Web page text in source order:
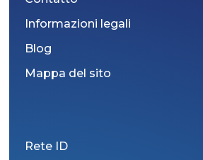
Informazioni legali
Blog
Mappa del sito
Rete ID